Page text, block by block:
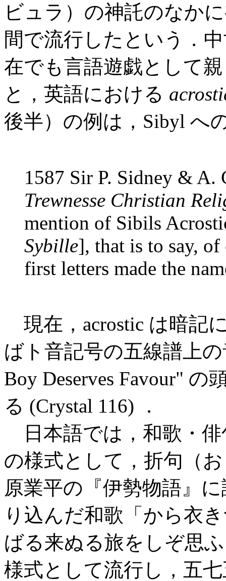
ビュラ）の神託のなか
間で流行したという．
在でも言語遊戯として
と，英語における
後半）の例は，Sibyl へ
1587 Sir P. Sidney & A.
Trewnesse Christian
mention of Sibils
Sybille], that is to say, of
first letters made the
現在，acrostic は暗記
ばト音記号の五線譜上
Boy Deserves Favour"
る (Crystal 116) ．
日本語では，和歌・
の様式として，折句（
原業平の『伊勢物語』
り込んだ和歌「から衣
ばる来ぬる旅をしぞ思
様式として流行し，五